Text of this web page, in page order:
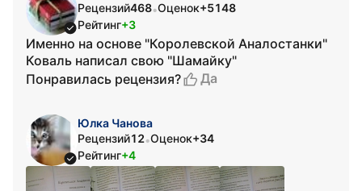
Рецензий468•Оценок+5148
Рейтинг+3
Именно на основе "Королевской Аналостанки"
Коваль написал свою "Шамайку"
Понравилась рецензия?
Да
Юлка Чанова
Рецензий12•Оценок+34
Рейтинг+4